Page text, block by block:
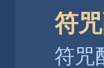
符
符咒